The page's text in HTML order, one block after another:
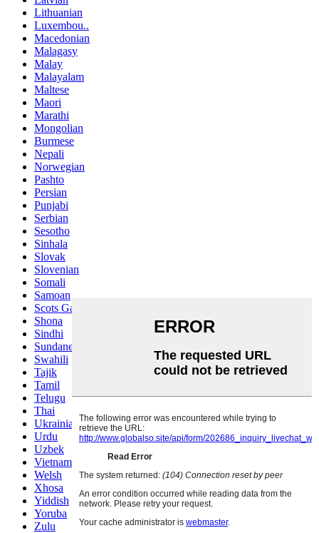
Lithuanian
Luxembou..
Macedonian
Malagasy
Malay
Malayalam
Maltese
Maori
Marathi
Mongolian
Burmese
Nepali
Norwegian
Pashto
Persian
Punjabi
Serbian
Sesotho
Sinhala
Slovak
Slovenian
Somali
Samoan
Scots Gaelic
Shona
Sindhi
Sundanese
Swahili
Tajik
Tamil
Telugu
Thai
Ukrainian
Urdu
Uzbek
Vietnamese
Welsh
Xhosa
Yiddish
Yoruba
Zulu